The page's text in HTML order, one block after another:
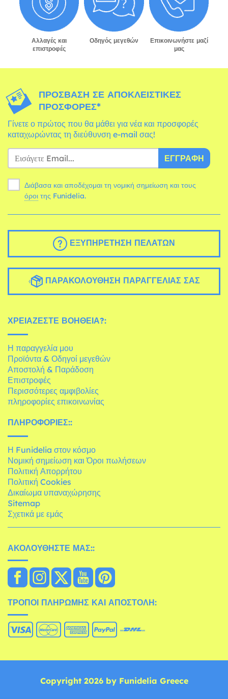
Αλλαγές και
επιστροφές
Οδηγός μεγεθών
Επικοινωνήστε μαζί
μας
ΠΡΌΣΒΑΣΗ ΣΕ ΑΠΟΚΛΕΙΣΤΙΚΈΣ
ΠΡΟΣΦΟΡΈΣ*
Γίνετε ο πρώτος που θα μάθει για νέα και προσφορές
καταχωρώντας τη διεύθυνση e-mail σας!
ΕΓΓΡΑΦΉ
Διάβασα και αποδέχομαι τη νομική σημείωση και τους
όροι της Funidelia.
ΕΞΥΠΗΡΈΤΗΣΗ ΠΕΛΑΤΏΝ
ΠΑΡΑΚΟΛΟΎΘΗΣΗ ΠΑΡΑΓΓΕΛΊΑΣ ΣΑΣ
ΧΡΕΙΆΖΕΣΤΕ ΒΟΉΘΕΙΑ?:
Η παραγγελία μου
Προϊόντα & Οδηγοί μεγεθών
Αποστολή & Παράδοση
Επιστροφές
Περισσότερες αμφιβολίες
πληροφορίες επικοινωνίας
ΠΛΗΡΟΦΟΡΊΕΣ::
Η Funidelia στον κόσμο
Νομική σημείωση και Όροι πωλήσεων
Πολιτική Απορρήτου
Πολιτική Cookies
Δικαίωμα υπαναχώρησης
Sitemap
Σχετικά με εμάς
ΑΚΟΛΟΥΘΉΣΤΕ ΜΑΣ::
ΤΡΌΠΟΙ ΠΛΗΡΩΜΉΣ ΚΑΙ ΑΠΟΣΤΟΛΉ:
Copyright 2026 by Funidelia Greece